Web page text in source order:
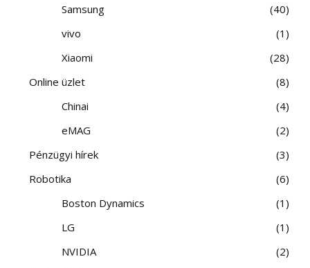
Samsung
40
vivo
1
Xiaomi
28
Online üzlet
8
Chinai
4
eMAG
2
Pénzügyi hírek
3
Robotika
6
Boston Dynamics
1
LG
1
NVIDIA
2